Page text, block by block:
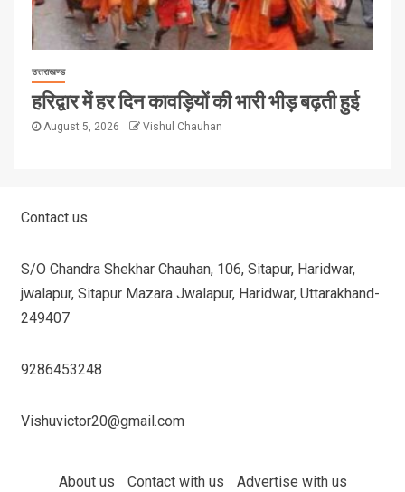
उत्तराखण्ड
हरिद्वार में हर दिन कावड़ियों की भारी भीड़ बढ़ती हुई
August 5, 2026 Vishul Chauhan
Contact us
S/O Chandra Shekhar Chauhan, 106, Sitapur, Haridwar,
jwalapur, Sitapur Mazara Jwalapur, Haridwar, Uttarakhand-
249407
9286453248
Vishuvictor20@gmail.com
About us Contact with us Advertise with us